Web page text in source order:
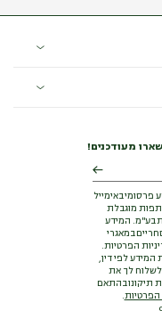
מעודכנים!
פרסומי באימייל
מוגבלת
בע"מ. המידע
במאגרי
הפרטיות.
המידע לפי דין,
לשלוח לך את
תיקונו בהתאם
הפרטיות.